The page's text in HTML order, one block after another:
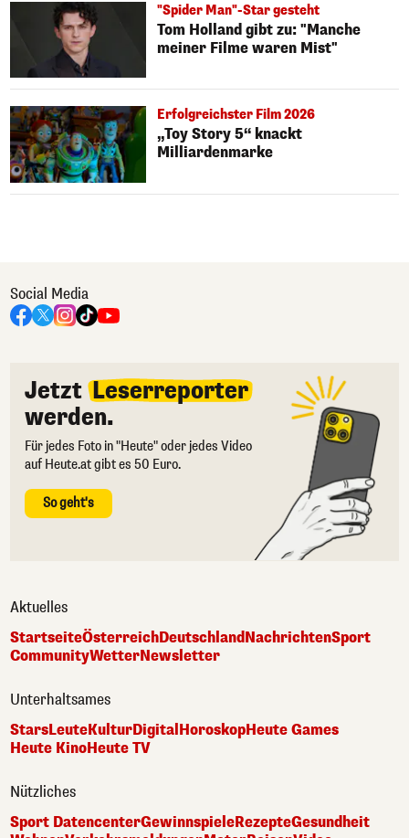
"Spider Man"-Star gesteht
Tom Holland gibt zu: "Manche
meiner Filme waren Mist"
Erfolgreichster Film 2026
„Toy Story 5“ knackt
Milliardenmarke
Social Media
Jetzt Leserreporter
werden.
Für jedes Foto in "Heute" oder jedes Video
auf Heute.at gibt es 50 Euro.
So geht's
Aktuelles
StartseiteÖsterreichDeutschlandNachrichtenSport
CommunityWetterNewsletter
Unterhaltsames
StarsLeuteKulturDigitalHoroskopHeute Games
Heute KinoHeute TV
Nützliches
Sport DatencenterGewinnspieleRezepteGesundheit